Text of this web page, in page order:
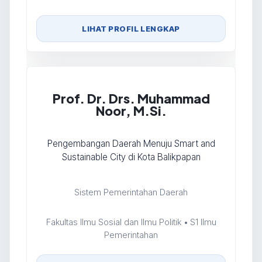
LIHAT PROFIL LENGKAP
Prof. Dr. Drs. Muhammad
Noor, M.Si.
Pengembangan Daerah Menuju Smart and
Sustainable City di Kota Balikpapan
Sistem Pemerintahan Daerah
Fakultas Ilmu Sosial dan Ilmu Politik • S1 Ilmu
Pemerintahan